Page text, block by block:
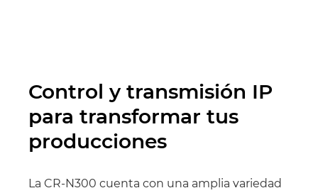
Control y transmisión IP
para transformar tus
producciones
La CR-N300 cuenta con una amplia variedad